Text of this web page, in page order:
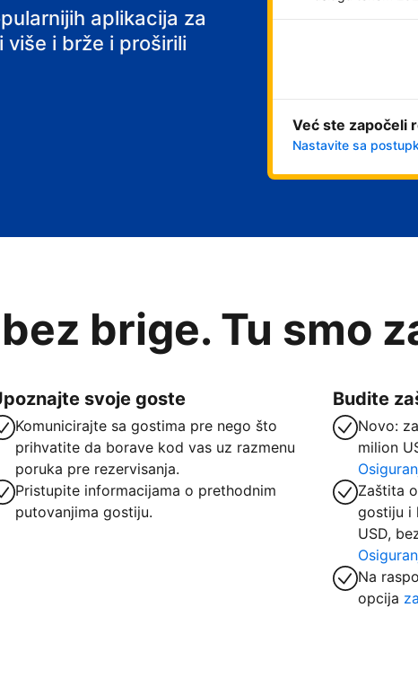
aplikacija za
i brže i proširili
Već ste započeli
Nastavite sa
brige. Tu smo
svoje goste
Komunicirajte sa gostima pre nego što
prihvatite da borave kod vas uz razmenu
poruka pre rezervisanja.
Pristupite informacijama o prethodnim
putovanjima gostiju.
Budite
Novo:
milion
Zaštita
gostiju i
USD,
Na
opcija